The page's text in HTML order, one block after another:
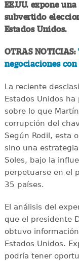
EE.UU. expone
subvertido
Estados Unidos.
OTRAS NOTICIAS:
negociaciones
La reciente
Estados Unidos
sobre lo que
corrupción del
Según Rodil, esta
sino una
Soles, bajo la
perpetuarse en el
35 países.
El análisis del
que el presidente
obtuvo
Estados Unidos.
podría tener